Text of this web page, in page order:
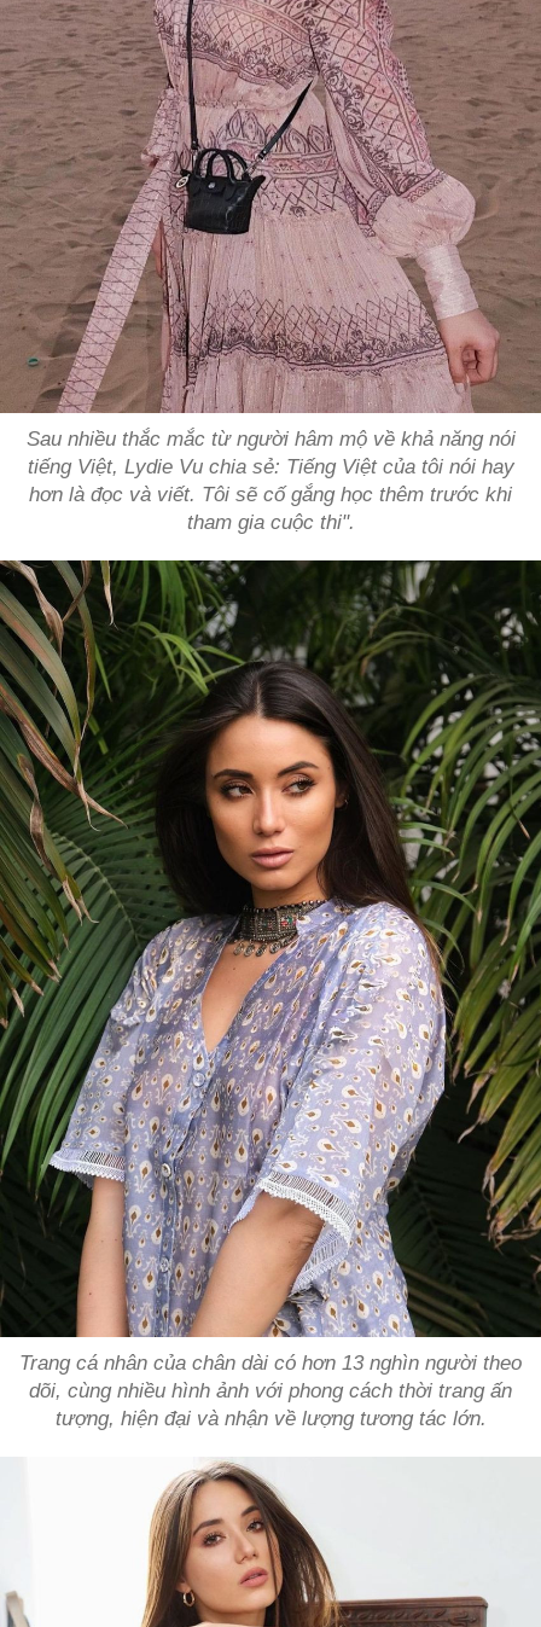
Sau nhiều thắc mắc từ người hâm mộ về khả năng nói
tiếng Việt, Lydie Vu chia sẻ: Tiếng Việt của tôi nói hay
hơn là đọc và viết. Tôi sẽ cố gắng học thêm trước khi
tham gia cuộc thi".
Trang cá nhân của chân dài có hơn 13 nghìn người theo
dõi, cùng nhiều hình ảnh với phong cách thời trang ấn
tượng, hiện đại và nhận về lượng tương tác lớn.